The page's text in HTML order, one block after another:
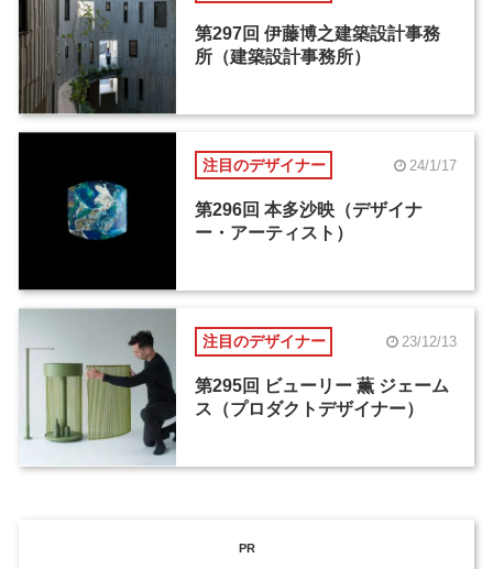
第297回 伊藤博之建築設計事務
所（建築設計事務所）
注目のデザイナー 24/1/17
第296回 本多沙映（デザイナ
ー・アーティスト）
注目のデザイナー 23/12/13
第295回 ビューリー 薫 ジェーム
ス（プロダクトデザイナー）
PR